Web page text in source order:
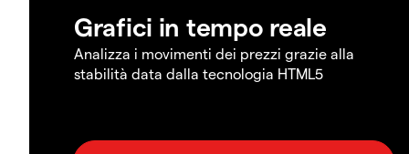
Grafici in tempo reale
Analizza i movimenti dei prezzi grazie alla
stabilità data dalla tecnologia HTML5